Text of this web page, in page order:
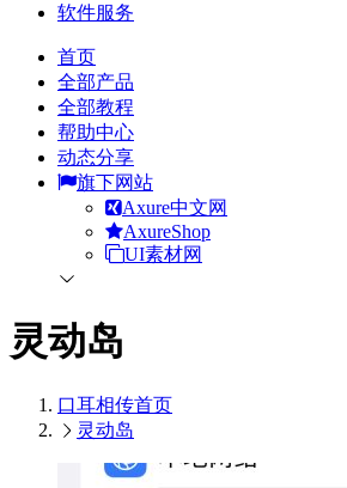
软件服务
首页
全部产品
全部教程
帮助中心
动态分享
旗下网站
Axure中文网
AxureShop
UI素材网
灵动岛
口耳相传首页
灵动岛